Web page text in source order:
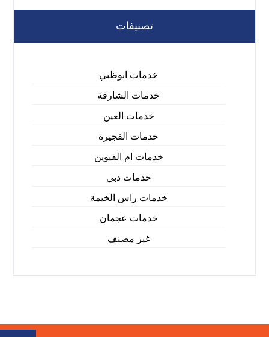
تصنيفات
خدمات ابوظبي
خدمات الشارقة
خدمات العين
خدمات الفجيرة
خدمات ام القيوين
خدمات دبي
خدمات راس الخيمة
خدمات عجمان
غير مصنف